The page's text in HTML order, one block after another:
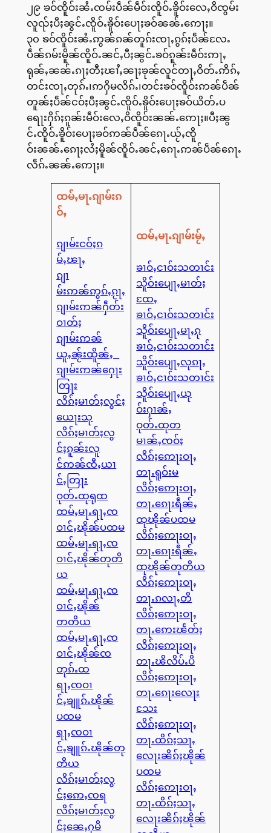
၂၉ ၶဝ်ၸိူဝ်းၼႆႉၸမ်းပဵၼ်မဵဝ်းၸိူဝ်ႉၶိူဝ်းလေႇဝိၸွမ်း
လူၺ်ႈပီႈၼွင်ႉၸိူဝ်ႉၶိူဝ်းပေႃႈၶဝ်ၼၼ်ႉဢေႃႈ။
၃၀ ၶဝ်ၸိူဝ်းၼႆႉဢွၼ်ၵၼ်တူၵ်းၸႃႇၵွၵ်ႈပဵၼ်လႄႉ
ပဵၼ်ၵမ်းမိူၼ်ၸိူဝ်ႉၼင်ႇပီႈၼွင်ႉၶဝ်ၵူၼ်းမဵဝ်းဢႃႇ
ရုၼ်ႇၼၼ်ႉၵႃႈတီႈၽၢႆႇၼႃႈၶုၼ်လူင်တႃႇဝိတ်ႉဢိၵ်ႇ
တင်းၸႃႇတုၵ်ႉ၊ဢႁိမလိၵ်ႉ၊တင်းၶဝ်ၸိူဝ်းဢၼ်ပဵၼ်
တူၼ်ႈပဵၼ်ငဝ်ႈပီႈၼွင်ႉၸိူဝ်ႉၶိူဝ်းပေႃႈၶဝ်ယိတ်ႉပ
ရေႃးႁိၵ်ႈၵူၼ်းမဵဝ်းလေႇဝိၸိူဝ်းၼၼ်ႉဢေႃႈ။ပီႈၼွ
င်ႉၸိူဝ်ႉၶိူဝ်းပေႃႈၶဝ်ဢၼ်ပဵၼ်ၵေႃႉယႂ်ႇၸိူ
ဝ်းၼၼ်ႉၵေႃႈလႆႈမိူၼ်ၸိူဝ်ႉၼင်ႇၵေႃႉဢၼ်ပဵၼ်ၵေႃႉ
လဵၵ်ႉၼၼ်ႉဢေႃႈ။
ထမ်ႇမႃႉၵျၢမ်းၵ
ဝ်ႇ
ၵျၢမ်းငဝ်ႈၵ
မ်ႇၽႃႇ
ၵျၢ
မ်းဢၼ်ဢွၵ်ႇၵႂႃႇ
ၵျၢမ်းဢၼ်ႁဵတ်း
ဝၢတ်ႈ
ၵျၢမ်းဢၼ်
ယူႇၼႂ်းထိူၼ်ႇ
ၵျၢမ်းဢၼ်ႁေႃး
တြႃး
လိၵ်ႈမၢတ်ႈလွင်ႈ
ယေႃးသု
လိၵ်ႈမၢတ်ႈလွ
င်ႈၵူၼ်းလူ
င်ဢၼ်ၸီႇယၢ
င်ႇတြႃး
ဝုတ်ႉထုရုထ
ထမ်ႇမႃႉရႃႇၸ
ဝၢင်ႇၽိုၼ်ပထမ
ထမ်ႇမႃႉရႃႇၸ
ဝၢင်ႇၽိုၼ်တုတိ
ယ
ထမ်ႇမႃႉရႃႇၸ
ဝၢင်ႇၽိုၼ်
တတိယ
ထမ်ႇမႃႉရႃႇၸ
ဝၢင်ႇၽိုၼ်ၸ
တုၵ်ႉထ
ရႃႇၸဝၢ
င်ႇၶျူၵ်ႉၽိုၼ်
ပထမ
ရႃႇၸဝၢ
င်ႇၶျူၵ်ႉၽိုၼ်တု
တိယ
လိၵ်ႈမၢတ်ႈလွ
င်ႈဢေႇၸရ
လိၵ်ႈမၢတ်ႈလွ
င်ႈၼေႇႁမိ
ထမ်ႇမႃႉၵျၢမ်းမႂ်ႇ
ၶၢဝ်ႇငၢဝ်းသတၢင်း
သိူဝ်းပျေႃႇမၢတ်ႈ
ထႄႇ
ၶၢဝ်ႇငၢဝ်းသတၢင်း
သိူဝ်းပျေႃႇမႃႇၵု
ၶၢဝ်ႇငၢဝ်းသတၢင်း
သိူဝ်းပျေႃႇလုၵႃႇ
ၶၢဝ်ႇငၢဝ်းသတၢင်း
သိူဝ်းပျေႃႇယု
ဝ်းႁၢၼ်ႇ
ဝုတ်ႉထုတ
မၢၼ်ႇၸဝ်ႈ
လိၵ်ႈဢေႃးဝႃႇ
တႃႉရူဝ်းမ
လိၵ်ႈဢေႃးဝႃႇ
တႃႉၵေႃးရဵၼ်ႇ
ထုၽိုၼ်ပထမ
လိၵ်ႈဢေႃးဝႃႇ
တႃႉၵေႃးရဵၼ်ႇ
ထုၽိုၼ်တုတိယ
လိၵ်ႈဢေႃးဝႃႇ
တႃႉၵလႃႇတိ
လိၵ်ႈဢေႃးဝႃႇ
တႃႉဢေးၽႅတ်ႈ
လိၵ်ႈဢေႃးဝႃႇ
တႃႉၽိလိပ်ႉပိ
လိၵ်ႈဢေႃးဝႃႇ
တႃႉၵေႃးလေႃး
သႄး
လိၵ်ႈဢေႃးဝႃႇ
တႃႉထိၵ်ႈသႃႇ
လေႃးၼိၵ်ႈၽိုၼ်
ပထမ
လိၵ်ႈဢေႃးဝႃႇ
တႃႉထိၵ်ႈသႃႇ
လေႃးၼိၵ်ႈၽိုၼ်